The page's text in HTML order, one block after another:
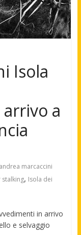
Isola
a
andrea marcaccini
, Isola dei
in arrivo
e selvaggio